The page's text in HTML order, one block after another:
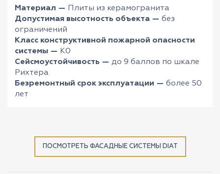
Материал — Плиты из керамогранита
Допустимая высотность объекта — без
ограничений
Класс конструктивной пожарной опасности
системы — К0
Сейсмоустойчивость — до 9 баллов по шкале
Рихтера
Безремонтный срок эксплуатации — более 50
лет
ПОСМОТРЕТЬ ФАСАДНЫЕ СИСТЕМЫ DIAT